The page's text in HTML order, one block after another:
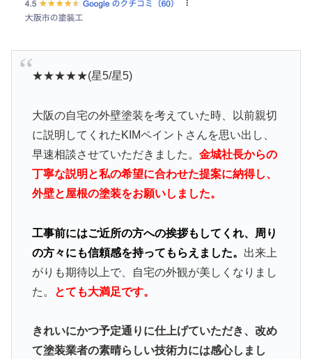
★★★★★(星5/星5)
大阪の自宅の外壁塗装を考えていた時、以前親切
に説明してくれたKIMペイントさんを思い出し、
早速相談させていただきました。 金城社長からの
丁寧な説明と私の希望に合わせた提案に納得し、
外壁と屋根の塗装をお願いしました。
工事前にはご近所の方への挨拶もしてくれ、周り
の方々にも信頼感を持ってもらえました。 出来上
がりも期待以上で、自宅の外観が美しくなりまし
た。
とても大満足です。
きれいにかつ予定通りに仕上げていただき、改め
て塗装業者の素晴らしい技術力には感心しまし